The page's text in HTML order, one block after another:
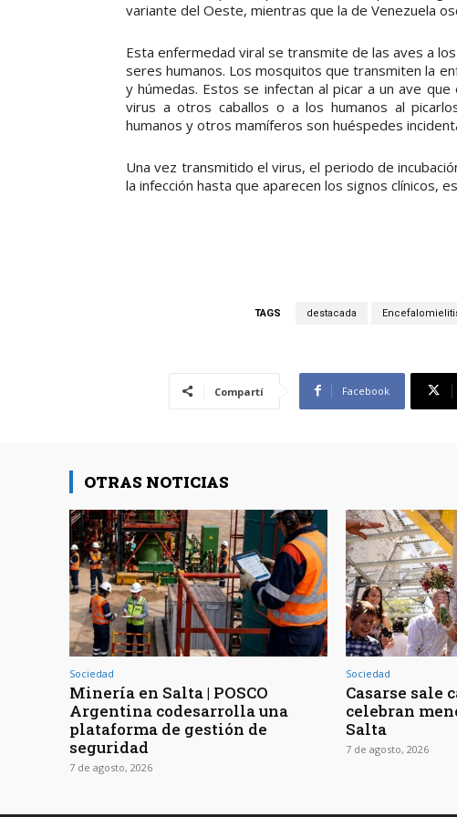
variante del Oeste, mientras que la de Venezuela
Esta enfermedad viral se transmite de las aves a
seres humanos. Los mosquitos que transmiten la
y húmedas. Estos se infectan al picar a un ave
virus a otros caballos o a los humanos al
humanos y otros mamíferos son huéspedes
Una vez transmitido el virus, el periodo de
la infección hasta que aparecen los signos clínicos,
TAGS destacada
Compartí Facebook
OTRAS NOTICIAS
Sociedad
Minería en Salta | POSCO
Argentina codesarrolla una
plataforma de gestión de
seguridad
7 de agosto, 2026
Sociedad
Casarse sale
celebran
Salta
7 de agosto, 2026